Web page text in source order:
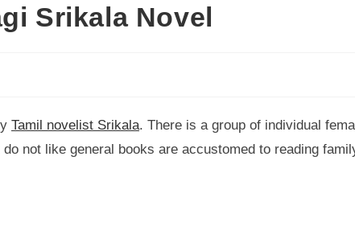
Srikala Novel
Tamil novelist Srikala. There is a group of individual
not like general books are accustomed to reading